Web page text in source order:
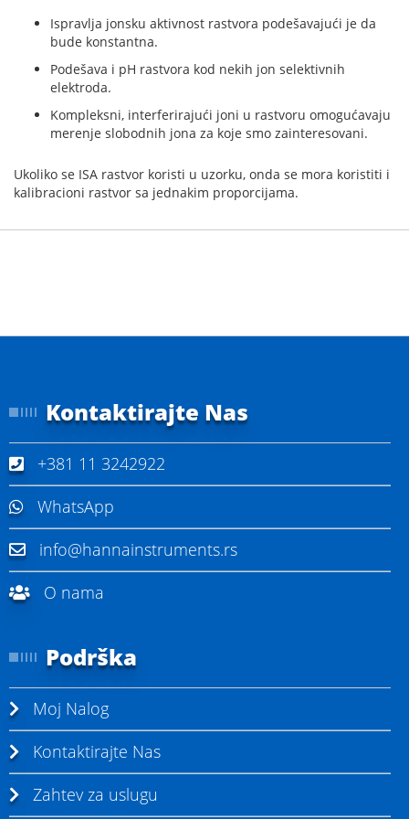
Ispravlja jonsku aktivnost rastvora podešavajući je da
bude konstantna.
Podešava i pH rastvora kod nekih jon selektivnih
elektroda.
Kompleksni, interferirajući joni u rastvoru omogućavaju
merenje slobodnih jona za koje smo zainteresovani.
Ukoliko se ISA rastvor koristi u uzorku, onda se mora koristiti i
kalibracioni rastvor sa jednakim proporcijama.
Kontaktirajte Nas
+381 11 3242922
WhatsApp
info@hannainstruments.rs
O nama
Podrška
Moj Nalog
Kontaktirajte Nas
Zahtev za uslugu